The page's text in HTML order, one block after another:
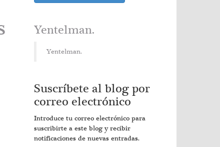
Yentelman.
Yentelman.
Suscríbete al blog por
correo electrónico
Introduce tu correo electrónico para
suscribirte a este blog y recibir
notificaciones de nuevas entradas.